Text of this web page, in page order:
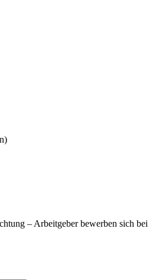
– Arbeitgeber bewerben sich bei